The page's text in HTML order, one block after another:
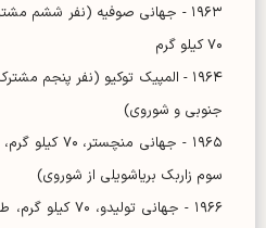
۱۹۶۳ - جهانی صوفیه (نفر ششم
۷۰ کیلو گرم
۱۹۶۴ - المپیک توکیو (نفر پنجم
جنوبی و شوروی)
۱۹۶۵ - جهانی
سوم زاربک بریاشویلی از شوروی)
۱۹۶۶ - جهانی